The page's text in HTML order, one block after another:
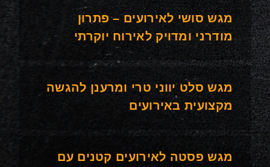
מגש סושי לאירועים – פתרון
מודרני ומדויק לאירוח יוקרתי
מגש סלט יווני טרי ומרענן להגשה
מקצועית באירועים
מגש פסטה לאירועים קטנים עם